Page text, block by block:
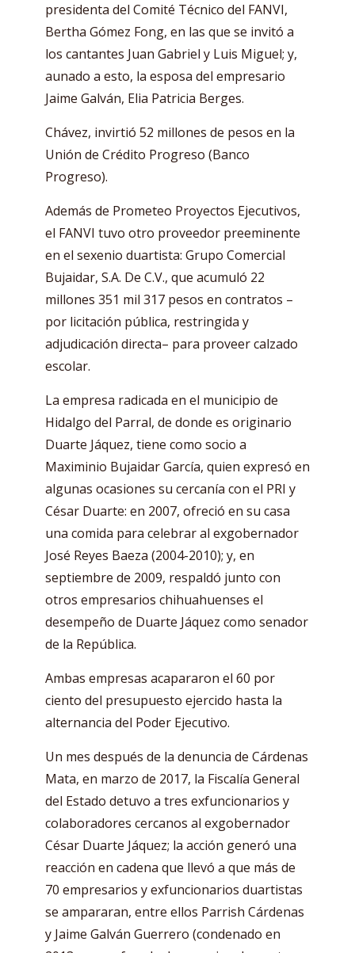
presidenta del Comité Técnico del FANVI,
Bertha Gómez Fong, en las que se invitó a
los cantantes Juan Gabriel y Luis Miguel; y,
aunado a esto, la esposa del empresario
Jaime Galván, Elia Patricia Berges.
Chávez, invirtió 52 millones de pesos en la
Unión de Crédito Progreso (Banco
Progreso).
Además de Prometeo Proyectos Ejecutivos,
el FANVI tuvo otro proveedor preeminente
en el sexenio duartista: Grupo Comercial
Bujaidar, S.A. De C.V., que acumuló 22
millones 351 mil 317 pesos en contratos –
por licitación pública, restringida y
adjudicación directa– para proveer calzado
escolar.
La empresa radicada en el municipio de
Hidalgo del Parral, de donde es originario
Duarte Jáquez, tiene como socio a
Maximinio Bujaidar García, quien expresó en
algunas ocasiones su cercanía con el PRI y
César Duarte: en 2007, ofreció en su casa
una comida para celebrar al exgobernador
José Reyes Baeza (2004-2010); y, en
septiembre de 2009, respaldó junto con
otros empresarios chihuahuenses el
desempeño de Duarte Jáquez como senador
de la República.
Ambas empresas acapararon el 60 por
ciento del presupuesto ejercido hasta la
alternancia del Poder Ejecutivo.
Un mes después de la denuncia de Cárdenas
Mata, en marzo de 2017, la Fiscalía General
del Estado detuvo a tres exfuncionarios y
colaboradores cercanos al exgobernador
César Duarte Jáquez; la acción generó una
reacción en cadena que llevó a que más de
70 empresarios y exfuncionarios duartistas
se ampararan, entre ellos Parrish Cárdenas
y Jaime Galván Guerrero (condenado en